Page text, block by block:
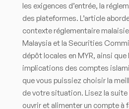
les exigences d’entrée, la
des plateformes. L’article
contexte réglementaire
Malaysia et la Securities
dépôt locales en MYR, ainsi
implications des comptes
que vous puissiez choisir la
de votre situation. Lisez la suite
ouvrir et alimenter un compte à